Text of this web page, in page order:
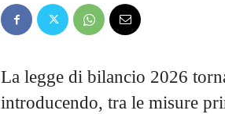
La legge di bilancio 2026
introducendo, tra le misure